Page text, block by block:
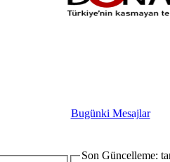
Bugünki Mesajlar
Son Güncelleme: